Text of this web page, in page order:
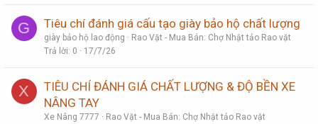
G Tiêu chí đánh giá cấu tạo giày bảo hộ chất lượng
giày bảo hộ lao động
Rao Vặt - Mua Bán: Chợ Nhật tảo Rao vặt
Trả lời 0 17/7/26
X
TIÊU CHÍ ĐÁNH GIÁ CHẤT LƯỢNG & ĐỘ BỀN XE
NÂNG TAY
Xe Nâng 7777
Rao Vặt - Mua Bán: Chợ Nhật tảo Rao vặt